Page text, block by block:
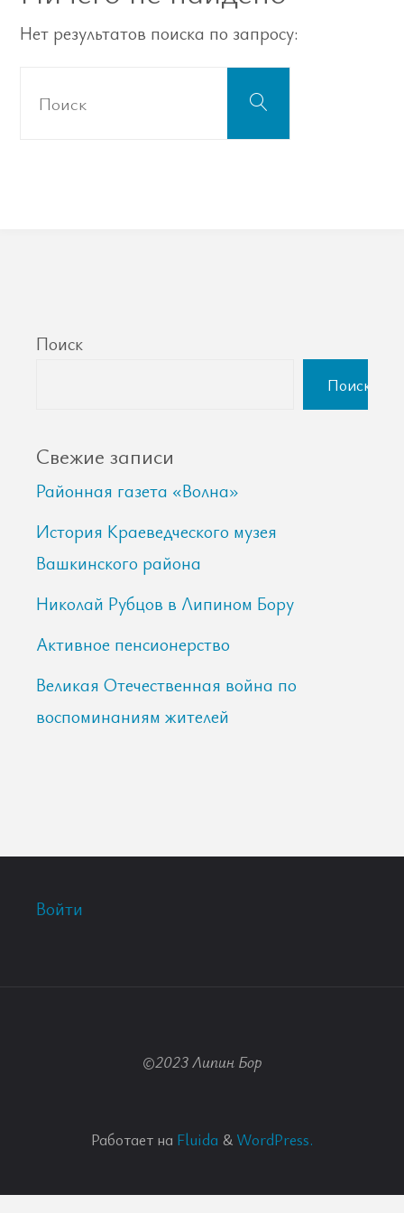
Нет результатов поиска по запросу:
Поиск
Поиск
Поиск
Свежие записи
Районная газета «Волна»
История Краеведческого музея
Вашкинского района
Николай Рубцов в Липином Бору
Активное пенсионерство
Великая Отечественная война по
воспоминаниям жителей
Войти
©2023 Липин Бор
Работает на Fluida & WordPress.